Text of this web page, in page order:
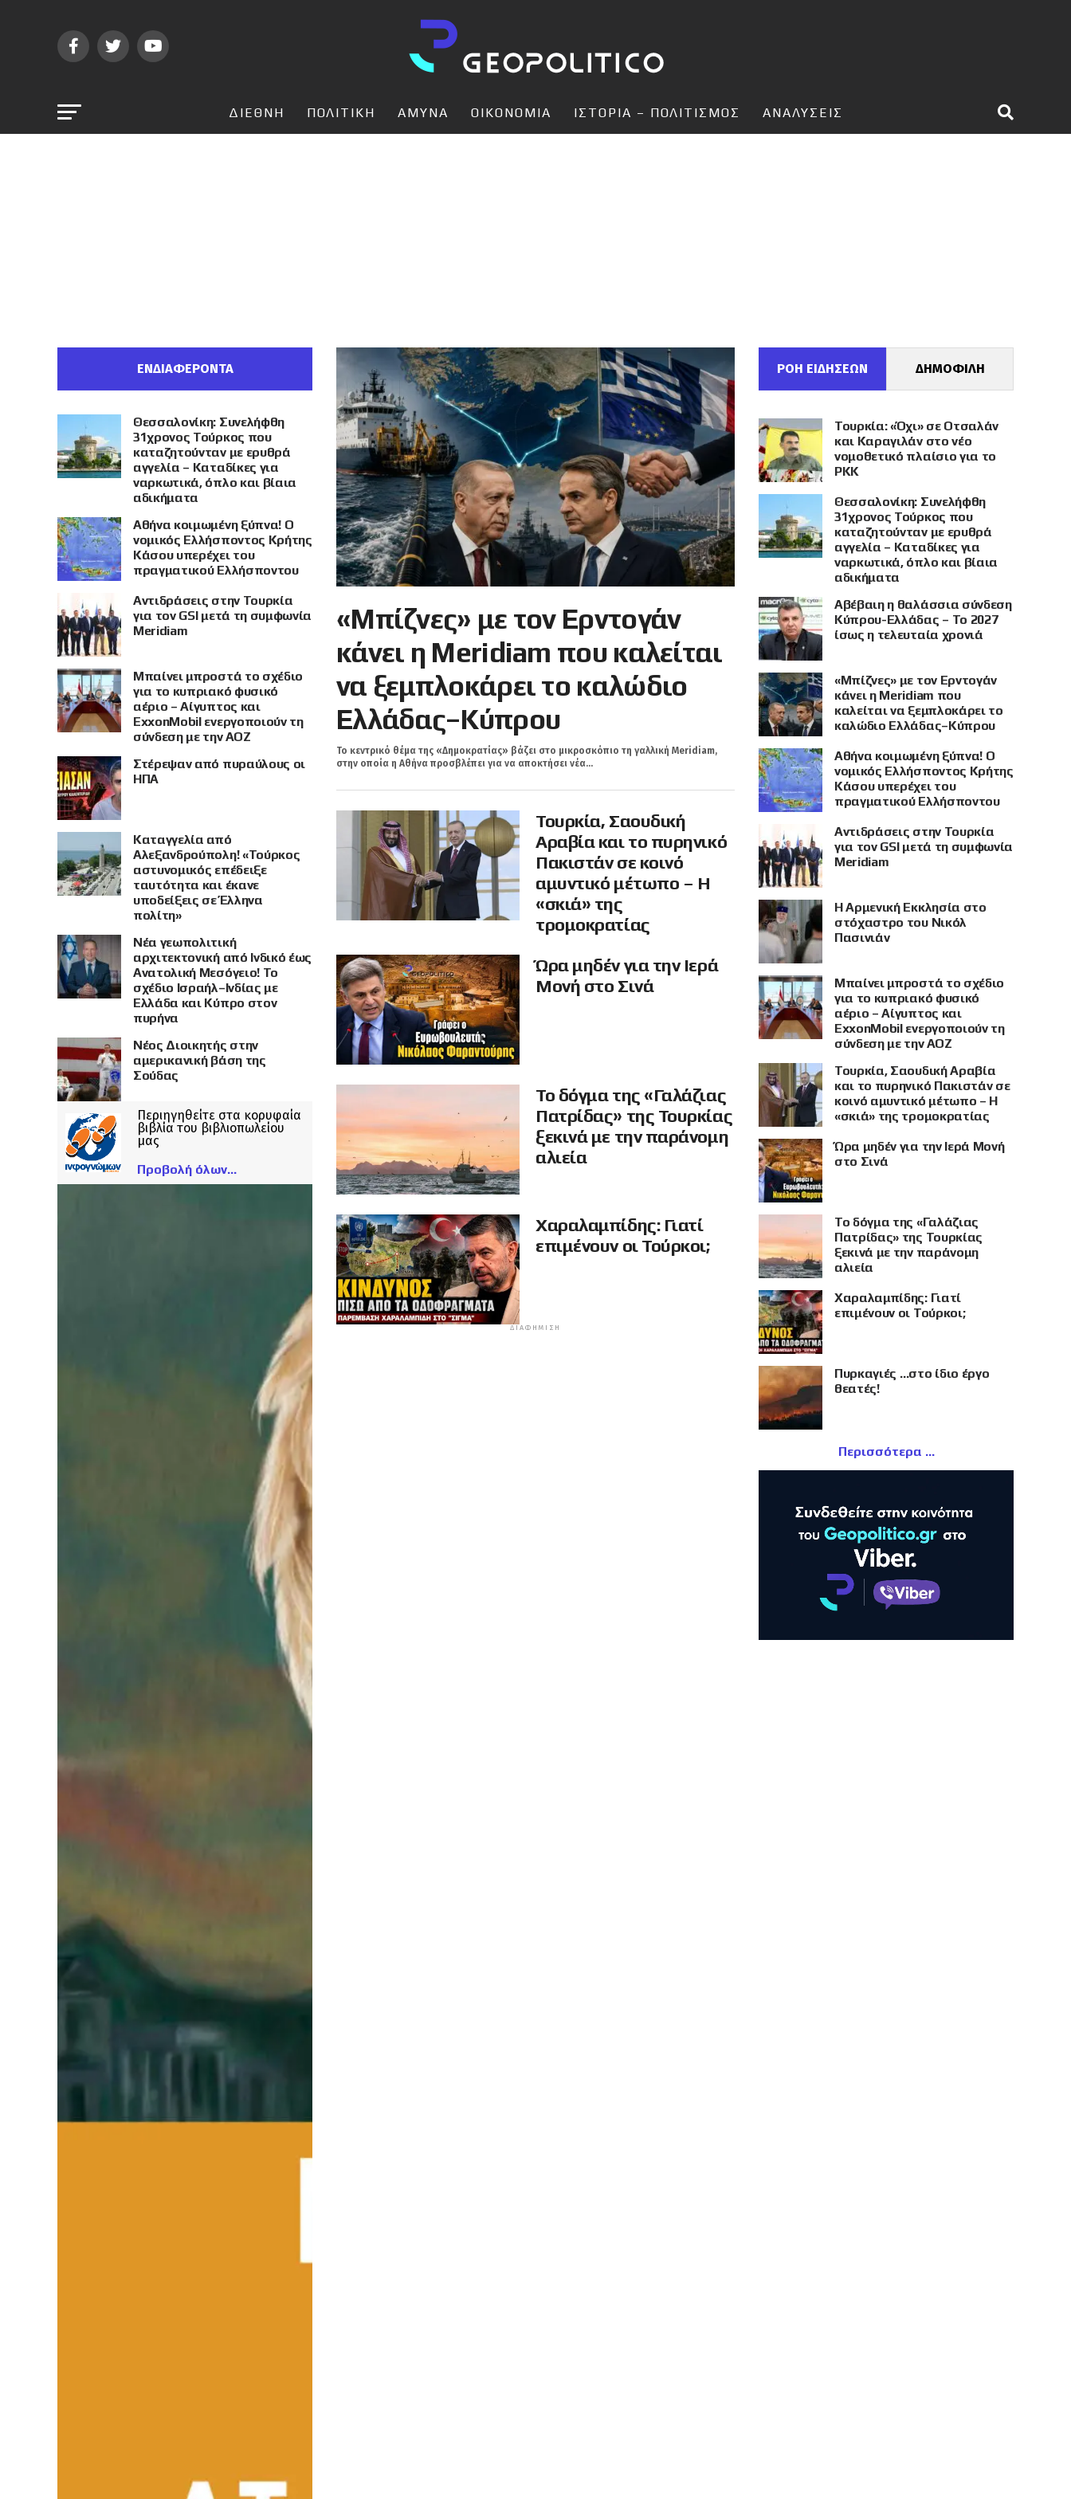
ΔΙΕΘΝΗ ΠΟΛΙΤΙΚΗ ΑΜΥΝΑ ΟΙΚΟΝΟΜΙΑ ΙΣΤΟΡΙΑ – ΠΟΛΙΤΙΣΜΟΣ ΑΝΑΛΥΣΕΙΣ
«Μπίζνες» με τον Ερντογάν
κάνει η Meridiam που καλείται
να ξεμπλοκάρει το καλώδιο
Ελλάδας–Κύπρου
Το κεντρικό θέμα της «Δημοκρατίας» βάζει στο μικροσκόπιο τη γαλλική Meridiam,
στην οποία η Αθήνα προσβλέπει για να αποκτήσει νέα...
Τουρκία, Σαουδική
Αραβία και το πυρηνικό
Πακιστάν σε κοινό
αμυντικό μέτωπο – Η
«σκιά» της
τρομοκρατίας
Ώρα μηδέν για την Ιερά
Μονή στο Σινά
Το δόγμα της «Γαλάζιας
Πατρίδας» της Τουρκίας
ξεκινά με την παράνομη
αλιεία
Χαραλαμπίδης: Γιατί
επιμένουν οι Τούρκοι;
ΔΙΑΦΉΜΙΣΗ
ΕΝΔΙΑΦΕΡΟΝΤΑ
Θεσσαλονίκη: Συνελήφθη
31χρονος Τούρκος που
καταζητούνταν με ερυθρά
αγγελία – Καταδίκες για
ναρκωτικά, όπλο και βίαια
αδικήματα
Αθήνα κοιμωμένη ξύπνα! Ο
νομικός Ελλήσποντος Κρήτης
Κάσου υπερέχει του
πραγματικού Ελλήσποντου
Αντιδράσεις στην Τουρκία
για τον GSI μετά τη συμφωνία
Meridiam
Μπαίνει μπροστά το σχέδιο
για το κυπριακό φυσικό
αέριο – Αίγυπτος και
ExxonMobil ενεργοποιούν τη
σύνδεση με την ΑΟΖ
Στέρεψαν από πυραύλους οι
ΗΠΑ
Καταγγελία από
Αλεξανδρούπολη! «Τούρκος
αστυνομικός επέδειξε
ταυτότητα και έκανε
υποδείξεις σε Έλληνα
πολίτη»
Νέα γεωπολιτική
αρχιτεκτονική από Ινδικό έως
Ανατολική Μεσόγειο! Το
σχέδιο Ισραήλ–Ινδίας με
Ελλάδα και Κύπρο στον
πυρήνα
Νέος Διοικητής στην
αμερικανική βάση της
Σούδας
Περιηγηθείτε στα κορυφαία
βιβλία του βιβλιοπωλείου
μας
Προβολή όλων
ΡΟΗ ΕΙΔΗΣΕΩΝ ΔΗΜΟΦΙΛΗ
Τουρκία: «Όχι» σε Οτσαλάν
και Καραγιλάν στο νέο
νομοθετικό πλαίσιο για το
PKK
Θεσσαλονίκη: Συνελήφθη
31χρονος Τούρκος που
καταζητούνταν με ερυθρά
αγγελία – Καταδίκες για
ναρκωτικά, όπλο και βίαια
αδικήματα
Αβέβαιη η θαλάσσια σύνδεση
Κύπρου-Ελλάδας – Το 2027
ίσως η τελευταία χρονιά
«Μπίζνες» με τον Ερντογάν
κάνει η Meridiam που
καλείται να ξεμπλοκάρει το
καλώδιο Ελλάδας–Κύπρου
Αθήνα κοιμωμένη ξύπνα! Ο
νομικός Ελλήσποντος Κρήτης
Κάσου υπερέχει του
πραγματικού Ελλήσποντου
Αντιδράσεις στην Τουρκία
για τον GSI μετά τη συμφωνία
Meridiam
Η Αρμενική Εκκλησία στο
στόχαστρο του Νικόλ
Πασινιάν
Μπαίνει μπροστά το σχέδιο
για το κυπριακό φυσικό
αέριο – Αίγυπτος και
ExxonMobil ενεργοποιούν τη
σύνδεση με την ΑΟΖ
Τουρκία, Σαουδική Αραβία
και το πυρηνικό Πακιστάν σε
κοινό αμυντικό μέτωπο – Η
«σκιά» της τρομοκρατίας
Ώρα μηδέν για την Ιερά Μονή
στο Σινά
Το δόγμα της «Γαλάζιας
Πατρίδας» της Τουρκίας
ξεκινά με την παράνομη
αλιεία
Χαραλαμπίδης: Γιατί
επιμένουν οι Τούρκοι;
Πυρκαγιές …στο ίδιο έργο
θεατές!
Περισσότερα